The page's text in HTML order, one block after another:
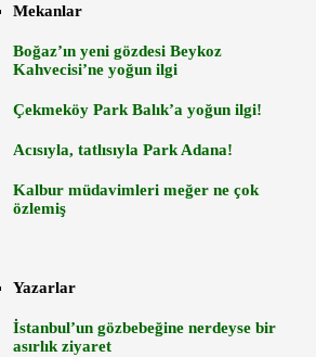
Mekanlar
Boğaz’ın yeni gözdesi Beykoz
Kahvecisi’ne yoğun ilgi
Çekmeköy Park Balık’a yoğun ilgi!
Acısıyla, tatlısıyla Park Adana!
Kalbur müdavimleri meğer ne çok
özlemiş
Yazarlar
İstanbul’un gözbebeğine nerdeyse bir
asırlık ziyaret